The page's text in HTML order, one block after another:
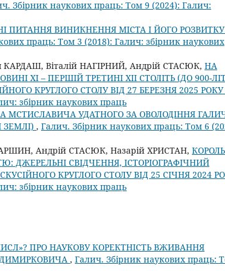
Збірник наукових праць: Том 9 (2024): Галич:
ПИТАННЯ ВИНИКНЕННЯ МІСТА І ЙОГО
праць: Том 3 (2018): Галич: збірник наукових
КАРДАШ, Віталій НАГІРНИЙ, Андрій СТАСЮК, НА
ХІ – ПЕРШІЙ ТРЕТИНІ ХІІ СТОЛІТЬ (ДО 900-
КРУГЛОГО СТОЛУ ВІД 27 БЕРЕЗНЯ 2025 РОКУ
збірник наукових праць
МСТИСЛАВИЧА УДАТНОГО ЗА ОВОЛОДІННЯ
ЗЕМЛІ) , Галич. Збірник наукових праць: Том 6
Андрій СТАСЮК, Назарій ХРИСТАН, КОРОЛЬ
ДЖЕРЕЛЬНІ СВІДЧЕННЯ, ІСТОРІОГРАФІЧНИЙ
КРУГЛОГО СТОЛУ ВІД 25 СІЧНЯ 2024
збірник наукових праць
ПРО НАУКОВУ КОРЕКТНІСТЬ ВЖИВАННЯ
, Галич. Збірник наукових праць: